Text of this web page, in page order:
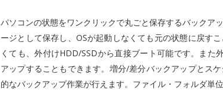
パソコンの状態をワンクリックで丸ごと保存するバックア
ージとして保存し、OSが起動しなくても元の状態に戻す
くても、外付けHDD/SSDから直接ブート可能です。また
アップすることもできます。増分/差分バックアップとス
的なバックアップ作業が行えます。ファイル・フォルダ単